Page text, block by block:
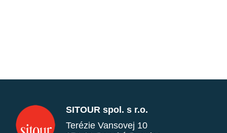
SITOUR spol. s r.o.
Terézie Vansovej 10